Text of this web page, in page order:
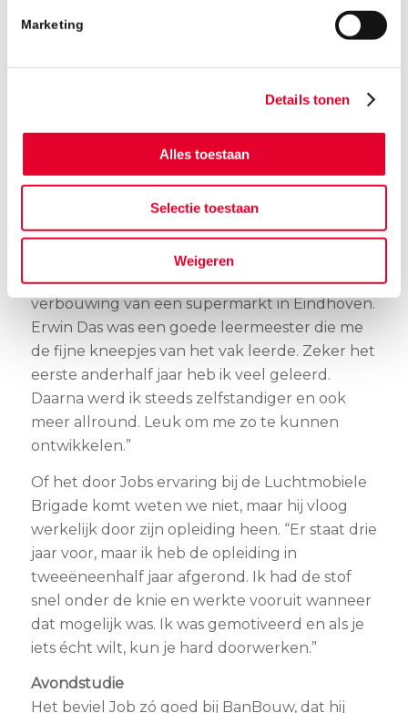
Marketing
Details tonen
Alles toestaan
Selectie toestaan
Weigeren
kreeg weer tijd voor dingen waar ik eerder
bijvoorbeeld – al waren die er in coronatijd
Gevarieerde klussen
Ook bij BanBouw had Job zijn plek snel
gevonden. “Ik mocht meteen mee naar allerlei
mooie projecten. Gevarieerde klussen, zoals de
bouw van een woonhuis in Hilvarenbeek, of de
verbouwing van een supermarkt in Eindhoven.
Erwin Das was een goede leermeester die me
de fijne kneepjes van het vak leerde. Zeker het
eerste anderhalf jaar heb ik veel geleerd.
Daarna werd ik steeds zelfstandiger en ook
meer allround. Leuk om me zo te kunnen
ontwikkelen.”
Of het door Jobs ervaring bij de Luchtmobiele
Brigade komt weten we niet, maar hij vloog
werkelijk door zijn opleiding heen. “Er staat drie
jaar voor, maar ik heb de opleiding in
tweeëneenhalf jaar afgerond. Ik had de stof
snel onder de knie en werkte vooruit wanneer
dat mogelijk was. Ik was gemotiveerd en als je
iets écht wilt, kun je hard doorwerken.”
Avondstudie
Het beviel Job zó goed bij BanBouw, dat hij